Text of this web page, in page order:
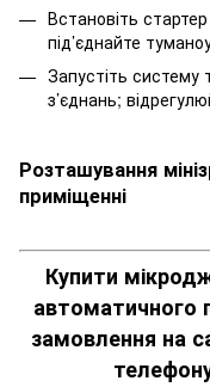
Встановіть стартер
під’єднайте
Запустіть систему
з’єднань;
Розташування
приміщенні
Купити
автоматичного
замовлення на